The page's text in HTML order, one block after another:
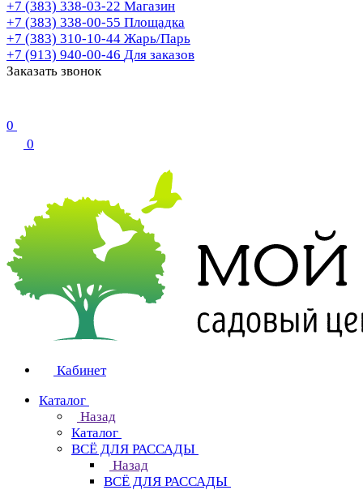
+7 (383) 338-03-22 Магазин
+7 (383) 338-00-55 Площадка
+7 (383) 310-10-44 Жарь/Парь
+7 (913) 940-00-46 Для заказов
Заказать звонок
0
0
Кабинет
Каталог
Назад
Каталог
ВСЁ ДЛЯ РАССАДЫ
Назад
ВСЁ ДЛЯ РАССАДЫ